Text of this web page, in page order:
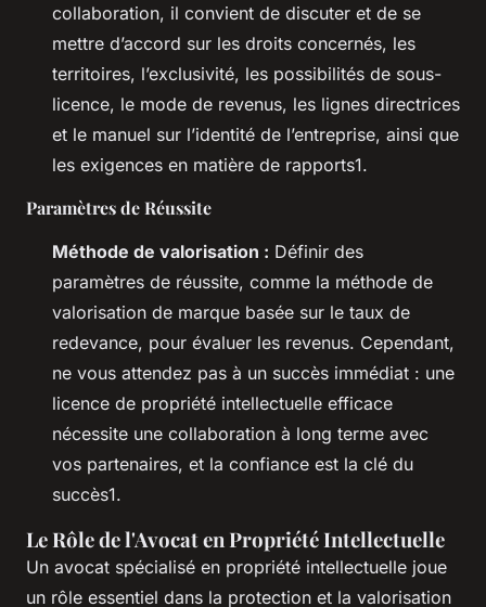
collaboration, il convient de discuter et de se
mettre d’accord sur les droits concernés, les
territoires, l’exclusivité, les possibilités de sous-
licence, le mode de revenus, les lignes directrices
et le manuel sur l’identité de l’entreprise, ainsi que
les exigences en matière de rapports1.
Paramètres de Réussite
Méthode de valorisation : Définir des
paramètres de réussite, comme la méthode de
valorisation de marque basée sur le taux de
redevance, pour évaluer les revenus. Cependant,
ne vous attendez pas à un succès immédiat : une
licence de propriété intellectuelle efficace
nécessite une collaboration à long terme avec
vos partenaires, et la confiance est la clé du
succès1.
Le Rôle de l'Avocat en Propriété Intellectuelle
Un avocat spécialisé en propriété intellectuelle joue
un rôle essentiel dans la protection et la valorisation